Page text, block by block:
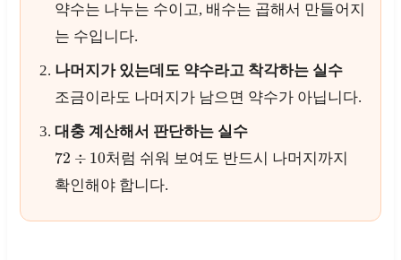
약수는 나누는 수이고, 배수는 곱해서 만들어지
는 수입니다.
나머지가 있는데도 약수라고 착각하는 실수
조금이라도 나머지가 남으면 약수가 아닙니다.
대충 계산해서 판단하는 실수
72 10
처럼 쉬워 보여도 반드시 나머지까지
확인해야 합니다.